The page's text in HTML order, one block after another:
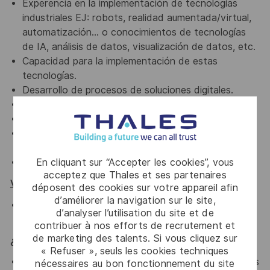
En cliquant sur “Accepter les cookies”, vous
acceptez que Thales et ses partenaires
déposent des cookies sur votre appareil afin
d’améliorer la navigation sur le site,
d’analyser l’utilisation du site et de
contribuer à nos efforts de recrutement et
de marketing des talents. Si vous cliquez sur
« Refuser », seuls les cookies techniques
nécessaires au bon fonctionnement du site
Experencia en la implementación de tecnologías
industriales EJ: robots, realidad aumentada/virtual,
automatización… o conocimientos de tecnologías
de IA, análisis de datos, visualización de datos, etc.
Capacidad para la implementación de estas
tecnologías.
Desarrollo de procesos de soluciones digitales.
Conocimientos de IT y de seguridad.
Conocimientos de herramientas industriales
Español e Inglés avanzados.
Valorable:
Experiencia en entornos certificados ISO 9001,
IATF 16949 / VDA u otros estándares industriales.
¿Qué ofrecemos?
Retribución flexible (tickets restaurante y beneficios